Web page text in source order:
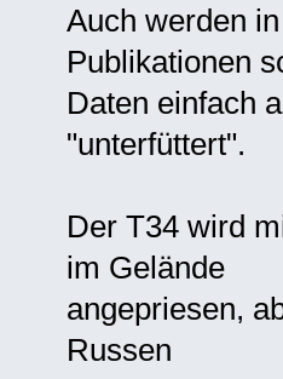
Auch werden
Publikationen
Daten einfach
"unterfüttert".
Der T34 wird
im Gelände
angepriesen,
Russen